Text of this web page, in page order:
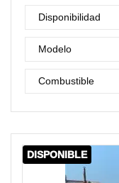
Disponibilidad
Modelo
Combustible
DISPONIBLE